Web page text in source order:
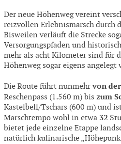
Der neue Höhenweg vereint
reizvollen Erlebnismarsch durch
Bisweilen verläuft die Strecke
Versorgungspfaden und
mehr als acht Kilometer sind für
Höhenweg sogar eigens angelegt
Die Route führt nunmehrvon
Reschenpass (1.560 m) bis zum
Kastelbell/Tschars (600 m) und
Marschtempo wohl in etwa 32
bietet jede einzelne Etappe
natürlich kulinarische